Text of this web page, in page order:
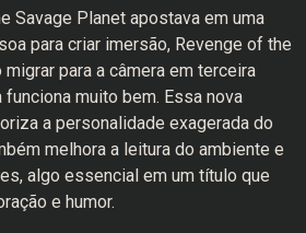
Savage Planet apostava em uma
para criar imersão, Revenge of the
para a câmera em terceira
muito bem. Essa nova
a personalidade exagerada do
melhora a leitura do ambiente e
algo essencial em um título que
e humor.